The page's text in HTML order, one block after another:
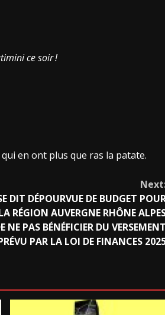
ce soir!
en ont plus que ras la patate.
DIT DÉPOURVUE DE BUDGET
RÉGION AUVERGNE RHÔNE
NE PAS BÉNÉFICIER DU VERSEMENT
PAR LA LOI DE FINANCES